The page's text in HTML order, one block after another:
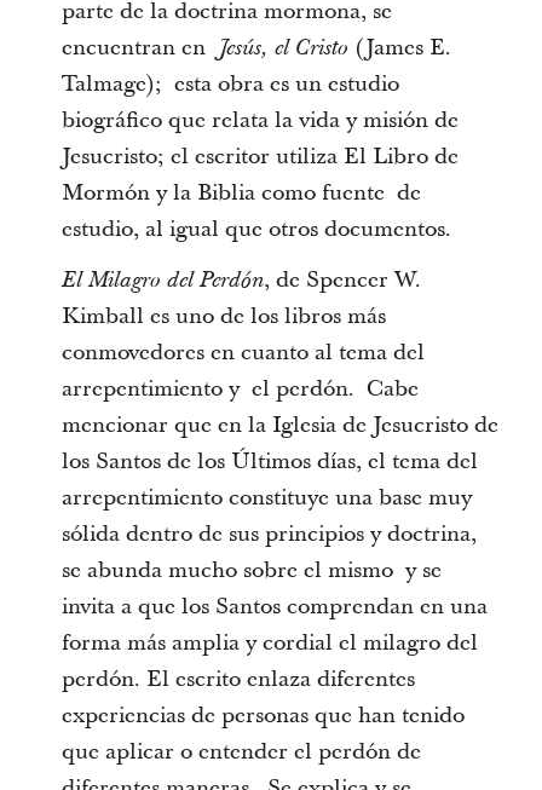
parte de la doctrina mormona, se
encuentran en Jesús, el Cristo (James E.
Talmage); esta obra es un estudio
biográfico que relata la vida y misión de
Jesucristo; el escritor utiliza El Libro de
Mormón y la Biblia como fuente de
estudio, al igual que otros documentos.
El Milagro del Perdón, de Spencer W.
Kimball es uno de los libros más
conmovedores en cuanto al tema del
arrepentimiento y el perdón. Cabe
mencionar que en la Iglesia de Jesucristo de
los Santos de los Últimos días, el tema del
arrepentimiento constituye una base muy
sólida dentro de sus principios y doctrina,
se abunda mucho sobre el mismo y se
invita a que los Santos comprendan en una
forma más amplia y cordial el milagro del
perdón. El escrito enlaza diferentes
experiencias de personas que han tenido
que aplicar o entender el perdón de